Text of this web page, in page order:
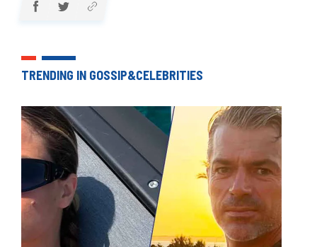
TRENDING IN GOSSIP&CELEBRITIES